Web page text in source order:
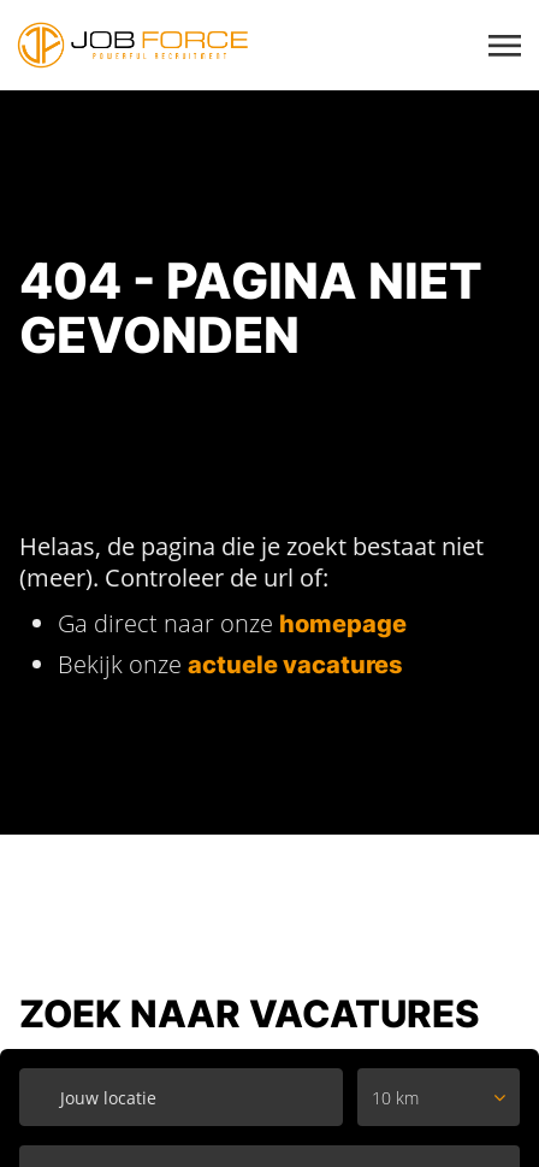
404 - PAGINA NIET
GEVONDEN
Helaas, de pagina die je zoekt bestaat niet
(meer). Controleer de url of:
Ga direct naar onze homepage
Bekijk onze actuele vacatures
ZOEK NAAR VACATURES
10 km